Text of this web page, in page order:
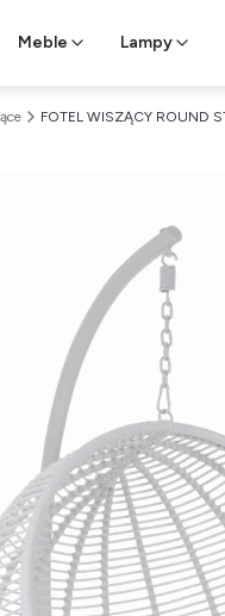
Meble Lampy
FOTEL WISZĄCY ROUND